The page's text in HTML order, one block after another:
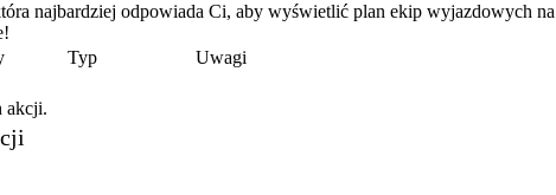
najbardziej odpowiada Ci, aby wyświetlić plan ekip wyjazdowych na
Typ
Uwagi
akcji.